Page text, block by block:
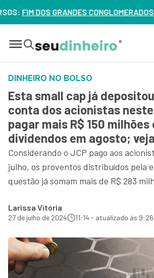
NO BRASIL? VEJA ERROS
DINHEIRO NO BOLSO
Esta small cap já
conta dos acionistas
pagar mais R$ 150 milhões
dividendos em agosto;
Considerando o JCP pago aos
julho, os proventos distribuídos pela
questão já somam mais de R$ 283
Larissa Vitória
27 de julho de 2024 11:14 - atualizado às 9:26